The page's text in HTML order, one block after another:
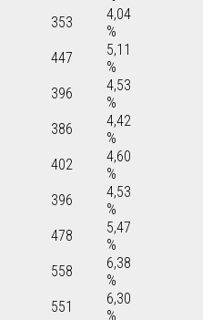
353
4,04
%
447
5,11
%
396
4,53
%
386
4,42
%
402
4,60
%
396
4,53
%
478
5,47
%
558
6,38
%
551
6,30
%